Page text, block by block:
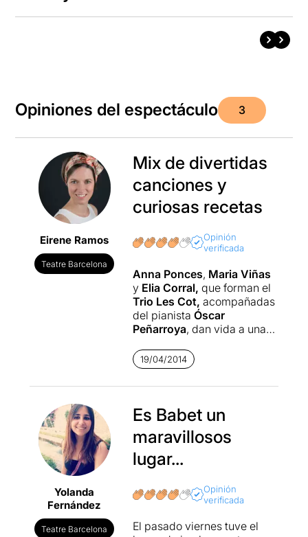
Opiniones del espectáculo 3
Eirene Ramos
Teatre Barcelona
Mix de divertidas
canciones y
curiosas recetas
Opinión
verificada
Anna Ponces, Maria Viñas
y Elia Corral, que forman el
Trio Les Cot, acompañadas
del pianista Óscar
Peñarroya, dan vida a una
intercalan tres universos: el
presente, el pasado en
formato flashbak y un
denominan el menú.
Las tres artistas dan vida a
Clara, Olívia y Tina. Y todo
gira en torno a la misteriosa
restauranteBabet,del que
se busca la causa de su
repentina muerte. Ese es el
19/04/2014
Yolanda
Fernández
Teatre Barcelona
Es Babet un
maravillosos
lugar...
Opinión
verificada
El pasado viernes tuve el